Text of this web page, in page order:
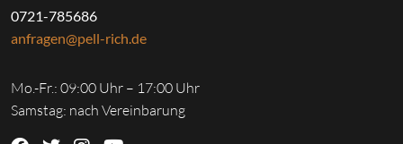
0721-785686
anfragen@pell-rich.de
Mo.-Fr.: 09:00 Uhr – 17:00 Uhr
Samstag: nach Vereinbarung